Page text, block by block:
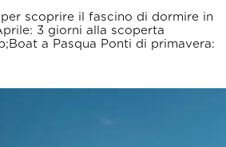
scoprire il fascino di dormire in
3 giorni alla scoperta
a Pasqua Ponti di primavera: